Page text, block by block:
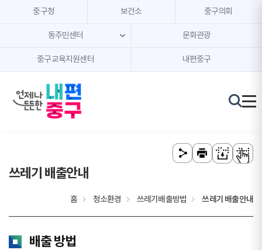
본문 내용 바로가기
주메뉴 바로가기
중구청 보건소 중구의회
동주민센터 문화관광
중구교육지원센터 내편중구
쓰레기 배출안내
홈 청소환경 쓰레기배출방법 쓰레기 배출안내
배출 방법